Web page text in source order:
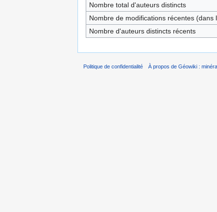
Nombre total d'auteurs distincts
Nombre de modifications récentes (dans
Nombre d'auteurs distincts récents
Politique de confidentialité À propos de Géowiki :